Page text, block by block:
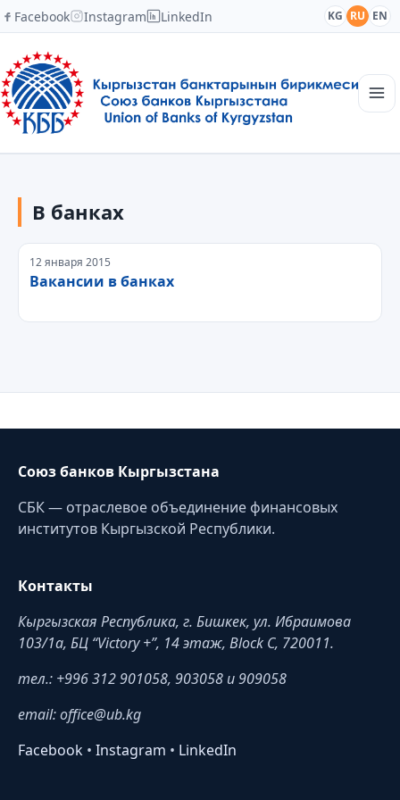
Facebook Instagram LinkedIn KG RU EN
Новости
Члены и партнеры
Сотрудничество
В банках
12 января 2015
Вакансии в банках
Союз банков Кыргызстана
СБК — отраслевое объединение финансовых
институтов Кыргызской Республики.
Контакты
Кыргызская Республика, г. Бишкек, ул. Ибраимова
103/1a, БЦ “Victory +”, 14 этаж, Block C, 720011.
тел.: +996 312 901058, 903058 и 909058
email: office@ub.kg
Facebook • Instagram • LinkedIn